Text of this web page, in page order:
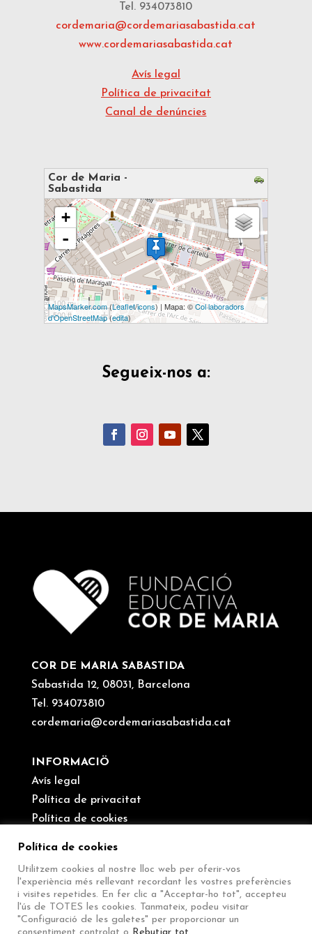
Tel. 934073810
cordemaria@cordemariasabastida.cat
www.cordemariasabastida.cat
Avís legal
Política de privacitat
Canal de denúncies
Cor de Maria -
Sabastida
s'està carregant el mapa - espereu...
+
-
100 m
500 ft
MapsMarker.com(Leaflet/icons) | Mapa: ©Col·laboradors
d'OpenStreetMap(edita)
Segueix-nos a:
COR DE MARIA SABASTIDA
Sabastida 12, 08031, Barcelona
Tel. 934073810
cordemaria@cordemariasabastida.cat
INFORMACIÖ
Avís legal
Política de privacitat
Política de cookies
SEGUEIX-NOS
Política de cookies
Utilitzem cookies al nostre lloc web per oferir-vos
l'experiència més rellevant recordant les vostres preferències
i visites repetides. En fer clic a "Acceptar-ho tot", accepteu
l'ús de TOTES les cookies. Tanmateix, podeu visitar
"Configuració de les galetes" per proporcionar un